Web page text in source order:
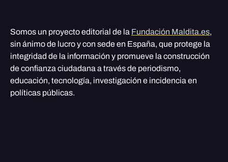
Somos un proyecto editorial de la Fundación Maldita.es,
sin ánimo de lucro y con sede en España, que protege la
integridad de la información y promueve la construcción
de confianza ciudadana a través de periodismo,
educación, tecnología, investigación e incidencia en
políticas públicas.